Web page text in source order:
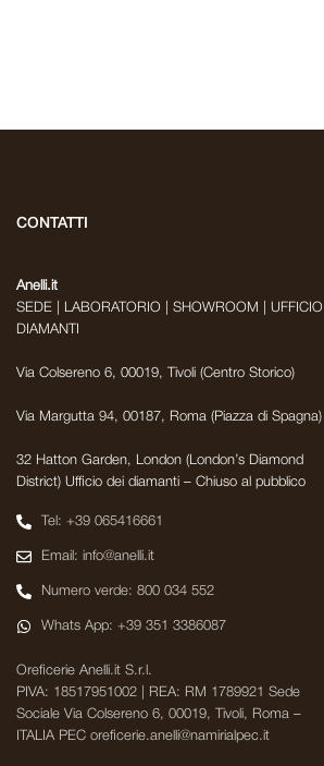
CONTATTI
Anelli.it
SEDE | LABORATORIO | SHOWROOM | UFFICIO
DIAMANTI
Via Colsereno 6, 00019, Tivoli (Centro Storico)
Via Margutta 94, 00187, Roma (Piazza di Spagna)
32 Hatton Garden, London (London’s Diamond
District) Ufficio dei diamanti – Chiuso al pubblico
Tel: +39 065416661
Email: info@anelli.it
Numero verde: 800 034 552
Whats App: +39 351 3386087
Oreficerie Anelli.it S.r.l.
PIVA: 18517951002 | REA: RM 1789921 Sede
Sociale Via Colsereno 6, 00019, Tivoli, Roma –
ITALIA PEC oreficerie.anelli@namirialpec.it